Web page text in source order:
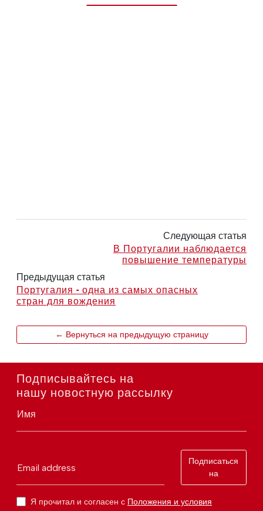
Следующая статья
В Португалии наблюдается
повышение температуры
Предыдущая статья
Португалия - одна из самых опасных
стран для вождения
← Вернуться на предыдущую страницу
Подписывайтесь на
нашу новостную рассылку
Имя
Email address
Подписаться
на
Я прочитал и согласен с Положения и условия